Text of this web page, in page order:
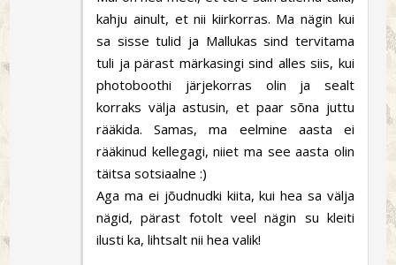
kahju ainult, et nii kiirkorras. Ma nägin kui
sa sisse tulid ja Mallukas sind tervitama
tuli ja pärast märkasingi sind alles siis, kui
photoboothi järjekorras olin ja sealt
korraks välja astusin, et paar sõna juttu
rääkida. Samas, ma eelmine aasta ei
rääkinud kellegagi, niiet ma see aasta olin
täitsa sotsiaalne :)
Aga ma ei jõudnudki kiita, kui hea sa välja
nägid, pärast fotolt veel nägin su kleiti
ilusti ka, lihtsalt nii hea valik!